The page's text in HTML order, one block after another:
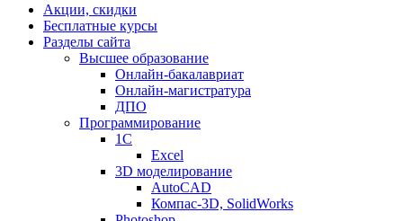
Акции, скидки
Бесплатные курсы
Разделы сайта
Высшее образование
Онлайн-бакалавриат
Онлайн-магистратура
ДПО
Программирование
1С
Excel
3D моделирование
AutoCAD
Компас-3D, SolidWorks